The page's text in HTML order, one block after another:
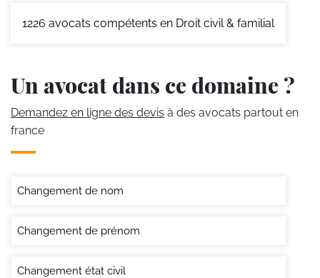
1226 avocats compétents en Droit civil & familial
Un avocat dans ce domaine ?
Demandez en ligne des devis à des avocats partout en
france
Changement de nom
Changement de prénom
Changement état civil